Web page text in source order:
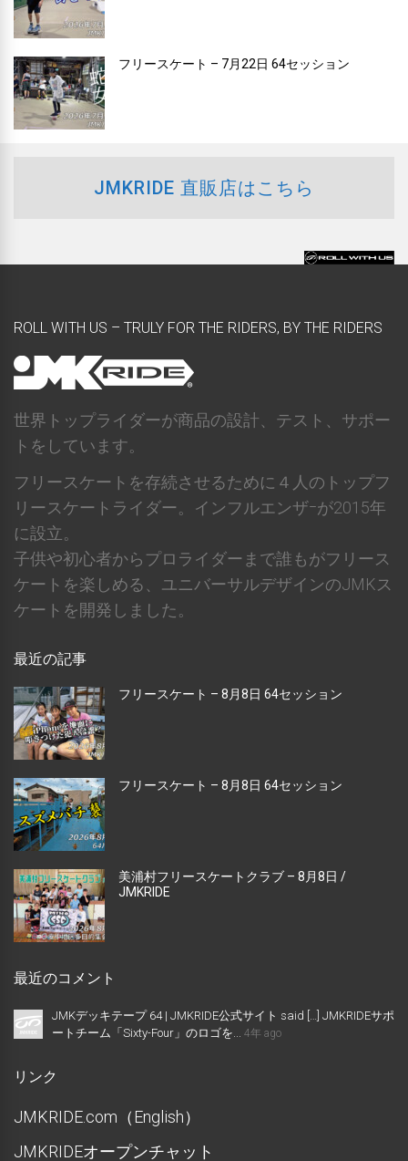
フリースケート – 7月22日 64セッション
JMKRIDE 直販店はこちら
ROLL WITH US – TRULY FOR THE RIDERS, BY THE RIDERS
世界トップライダーが商品の設計、テスト、サポー
トをしています。
フリースケートを存続させるために４人のトップフ
リースケートライダー。インフルエンザｰが2015年
に設立。
子供や初心者からプロライダーまで誰もがフリース
ケートを楽しめる、ユニバーサルデザインのJMKス
ケートを開発しました。
最近の記事
フリースケート – 8月8日 64セッション
フリースケート – 8月8日 64セッション
美浦村フリースケートクラブ – 8月8日 /
JMKRIDE
最近のコメント
JMKデッキテープ 64 | JMKRIDE公式サイト said […] JMKRIDEサポ
ートチーム「Sixty-Four」のロゴを...
4年 ago
リンク
JMKRIDE.com（English）
JMKRIDEオープンチャット